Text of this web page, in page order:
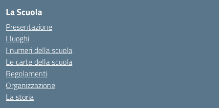
La Scuola
Presentazione
I luoghi
I numeri della scuola
Le carte della scuola
Regolamenti
Organizzazione
La storia